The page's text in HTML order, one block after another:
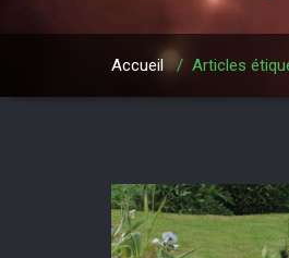
Accueil/ Articles